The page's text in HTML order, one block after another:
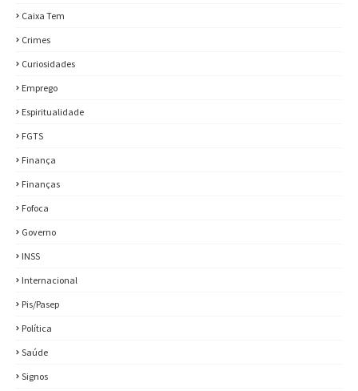
Caixa Tem
Crimes
Curiosidades
Emprego
Espiritualidade
FGTS
Finança
Finanças
Fofoca
Governo
INSS
Internacional
Pis/Pasep
Política
Saúde
Signos